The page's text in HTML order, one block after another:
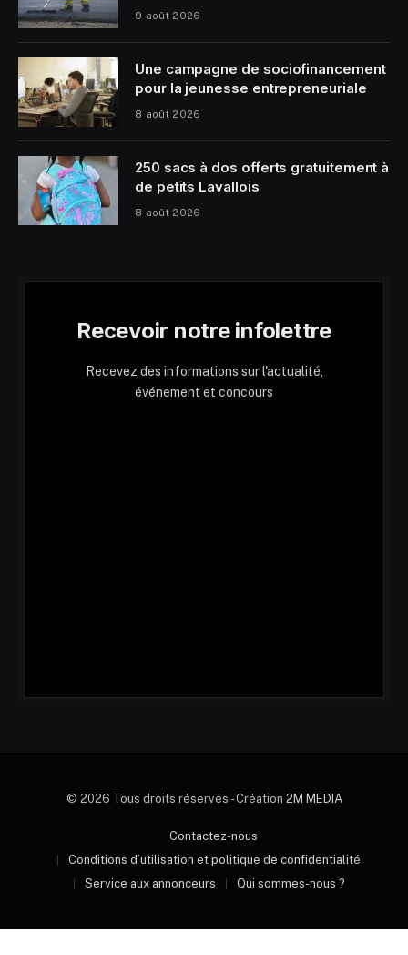
9 août 2026
Une campagne de sociofinancement
pour la jeunesse entrepreneuriale
8 août 2026
250 sacs à dos offerts gratuitement à
de petits Lavallois
8 août 2026
Recevoir notre infolettre
Recevez des informations sur l'actualité,
événement et concours
© 2026 Tous droits réservés - Création 2M MEDIA
Contactez-nous
Conditions d’utilisation et politique de confidentialité
Service aux annonceurs
Qui sommes-nous ?